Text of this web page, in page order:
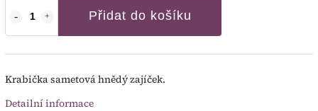
Přidat do košíku
Krabička sametová hnědý zajíček.
Detailní informace